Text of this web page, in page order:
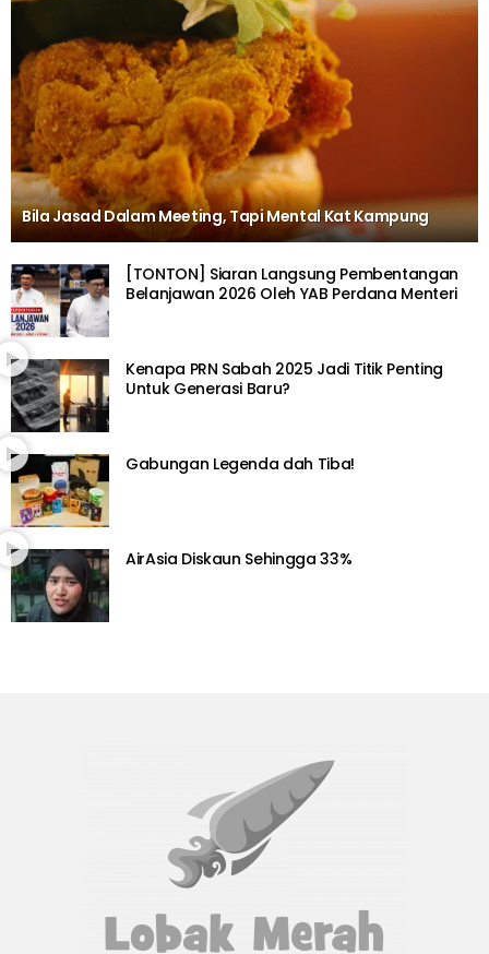
Bila Jasad Dalam Meeting, Tapi Mental Kat Kampung
[TONTON] Siaran Langsung Pembentangan
Belanjawan 2026 Oleh YAB Perdana Menteri
Kenapa PRN Sabah 2025 Jadi Titik Penting
Untuk Generasi Baru?
Gabungan Legenda dah Tiba!
AirAsia Diskaun Sehingga 33%